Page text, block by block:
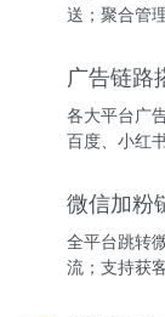
送；聚合管
广告链路
各大平台广
百度、小红
微信加粉
全平台跳转
流；支持获